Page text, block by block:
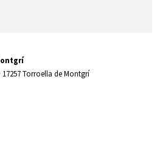
17257 Torroella de Montgrí